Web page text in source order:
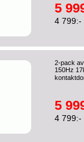
5
4 799:-
2-pack
150Hz
5
4 799:-